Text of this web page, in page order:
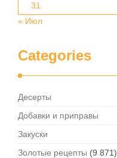
31
« Июл
Categories
Десерты
Добавки и приправы
Закуски
Золотые рецепты (9 871)